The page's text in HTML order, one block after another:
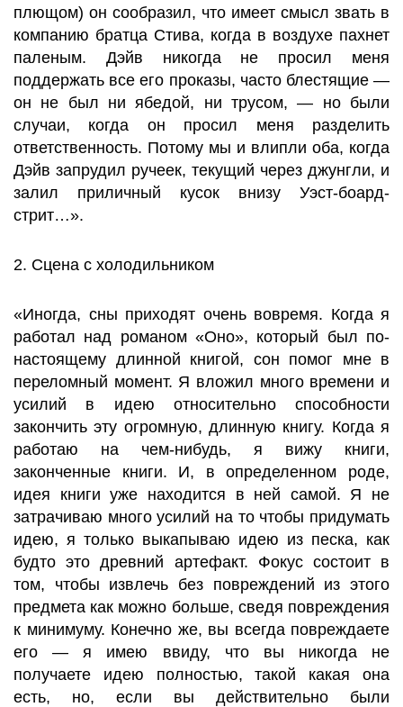
плющом) он сообразил, что имеет смысл звать в
компанию братца Стива, когда в воздухе пахнет
паленым. Дэйв никогда не просил меня
поддержать все его проказы, часто блестящие —
он не был ни ябедой, ни трусом, — но были
случаи, когда он просил меня разделить
ответственность. Потому мы и влипли оба, когда
Дэйв запрудил ручеек, текущий через джунгли, и
залил приличный кусок внизу Уэст-боард-
стрит…».
2. Сцена c холодильником
«Иногда, сны приходят очень вовремя. Когда я
работал над романом «Оно», который был по-
настоящему длинной книгой, сон помог мне в
переломный момент. Я вложил много времени и
усилий в идею относительно способности
закончить эту огромную, длинную книгу. Когда я
работаю на чем-нибудь, я вижу книги,
законченные книги. И, в определенном роде,
идея книги уже находится в ней самой. Я не
затрачиваю много усилий на то чтобы придумать
идею, я только выкапываю идею из песка, как
будто это древний артефакт. Фокус состоит в
том, чтобы извлечь без повреждений из этого
предмета как можно больше, сведя повреждения
к минимуму. Конечно же, вы всегда повреждаете
его — я имею ввиду, что вы никогда не
получаете идею полностью, такой какая она
есть, но, если вы действительно были